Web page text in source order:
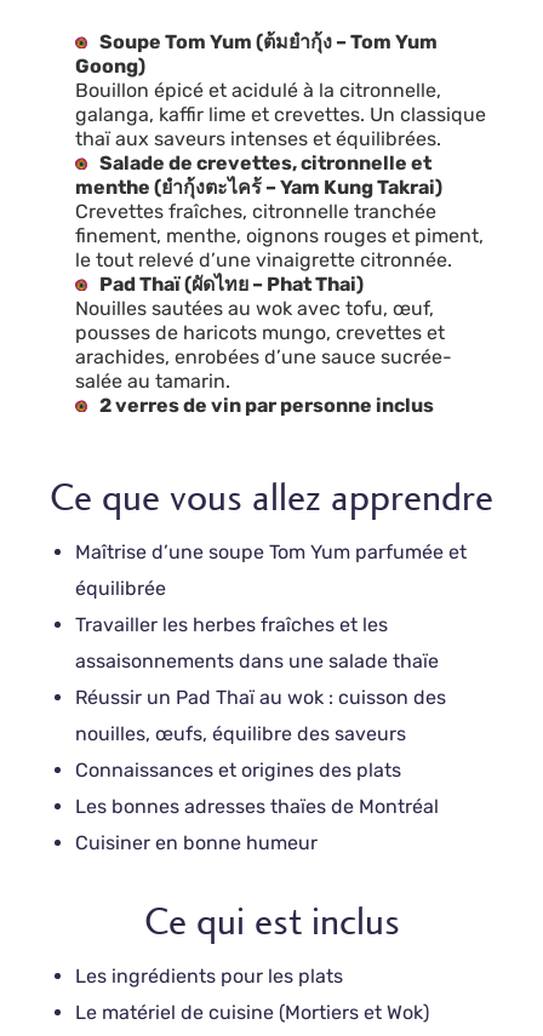
Soupe Tom Yum (ต้มยำกุ้ง – Tom Yum
Goong)
Bouillon épicé et acidulé à la citronnelle,
galanga, kaffir lime et crevettes. Un classique
thaï aux saveurs intenses et équilibrées.
Salade de crevettes, citronnelle et
menthe (ยำกุ้งตะไคร้ – Yam Kung Takrai)
Crevettes fraîches, citronnelle tranchée
finement, menthe, oignons rouges et piment,
le tout relevé d’une vinaigrette citronnée.
Pad Thaï (ผัดไทย – Phat Thai)
Nouilles sautées au wok avec tofu, œuf,
pousses de haricots mungo, crevettes et
arachides, enrobées d’une sauce sucrée-
salée au tamarin.
2 verres de vin par personne inclus
Ce que vous allez apprendre
Maîtrise d’une soupe Tom Yum parfumée et
équilibrée
Travailler les herbes fraîches et les
assaisonnements dans une salade thaïe
Réussir un Pad Thaï au wok : cuisson des
nouilles, œufs, équilibre des saveurs
Connaissances et origines des plats
Les bonnes adresses thaïes de Montréal
Cuisiner en bonne humeur
Ce qui est inclus
Les ingrédients pour les plats
Le matériel de cuisine (Mortiers et Wok)